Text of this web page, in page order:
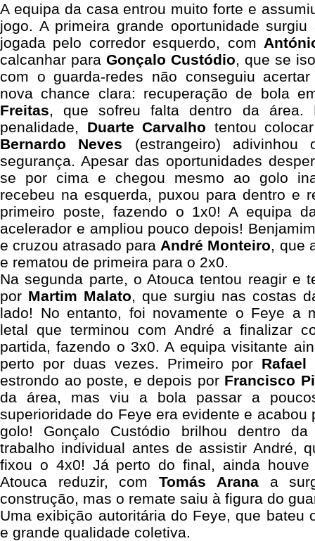
A equipa da casa entrou muito forte e
jogo. A primeira grande oportunidade
jogada pelo corredor esquerdo, com
calcanhar para Gonçalo Custódio, que se
com o guarda-redes não conseguiu
nova chance clara: recuperação de bola
Freitas, que sofreu falta dentro da área.
penalidade, Duarte Carvalho tentou
Bernardo Neves (estrangeiro)
segurança. Apesar das oportunidades
se por cima e chegou mesmo ao golo
recebeu na esquerda, puxou para dentro e
primeiro poste, fazendo o 1x0! A equipa
acelerador e ampliou pouco depois!
e cruzou atrasado para André Monteiro, que
e rematou de primeira para o 2x0.
Na segunda parte, o Atouca tentou reagir e
por Martim Malato, que surgiu nas costas
lado! No entanto, foi novamente o Feye a
letal que terminou com André a finalizar
partida, fazendo o 3x0. A equipa visitante
perto por duas vezes. Primeiro por Rafael
estrondo ao poste, e depois por Francisco
da área, mas viu a bola passar a
superioridade do Feye era evidente e acabou
golo! Gonçalo Custódio brilhou dentro
trabalho individual antes de assistir André,
fixou o 4x0! Já perto do final, ainda houve
Atouca reduzir, comTomás Aranaa
construção, mas o remate saiu à figura do
Uma exibição autoritária do Feye, que bateu
e grande qualidade coletiva.